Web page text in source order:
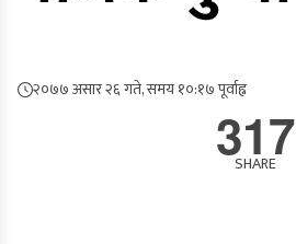
२०७७ असार २६ गते, समय १०:१७ पूर्वाह्न
317
SHARE